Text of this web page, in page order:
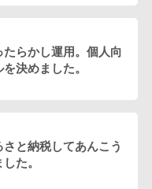
らかし運用。個人向
決めました。
と納税してあんこう
た。